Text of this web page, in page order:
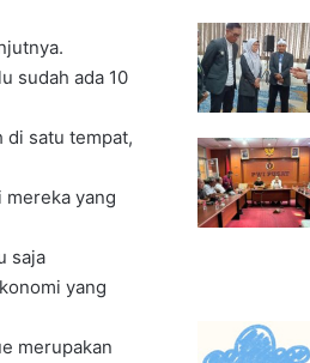
sudah ada 10
di satu tempat,
yang
saja
yang
merupakan